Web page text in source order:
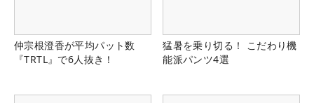
仲宗根澄香が平均パット数
『TRTL』で6人抜き！
猛暑を乗り切る！ こだわり機
能派パンツ4選